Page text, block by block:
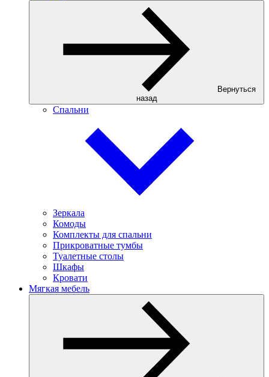
Вернуться
назад
Спальни
Зеркала
Комоды
Комплекты для спальни
Прикроватные тумбы
Туалетные столы
Шкафы
Кровати
Мягкая мебель